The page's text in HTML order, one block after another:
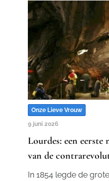
Onze Lieve Vrouw
9 juni 2026
Lourdes: een
van de
In 1854 legde de